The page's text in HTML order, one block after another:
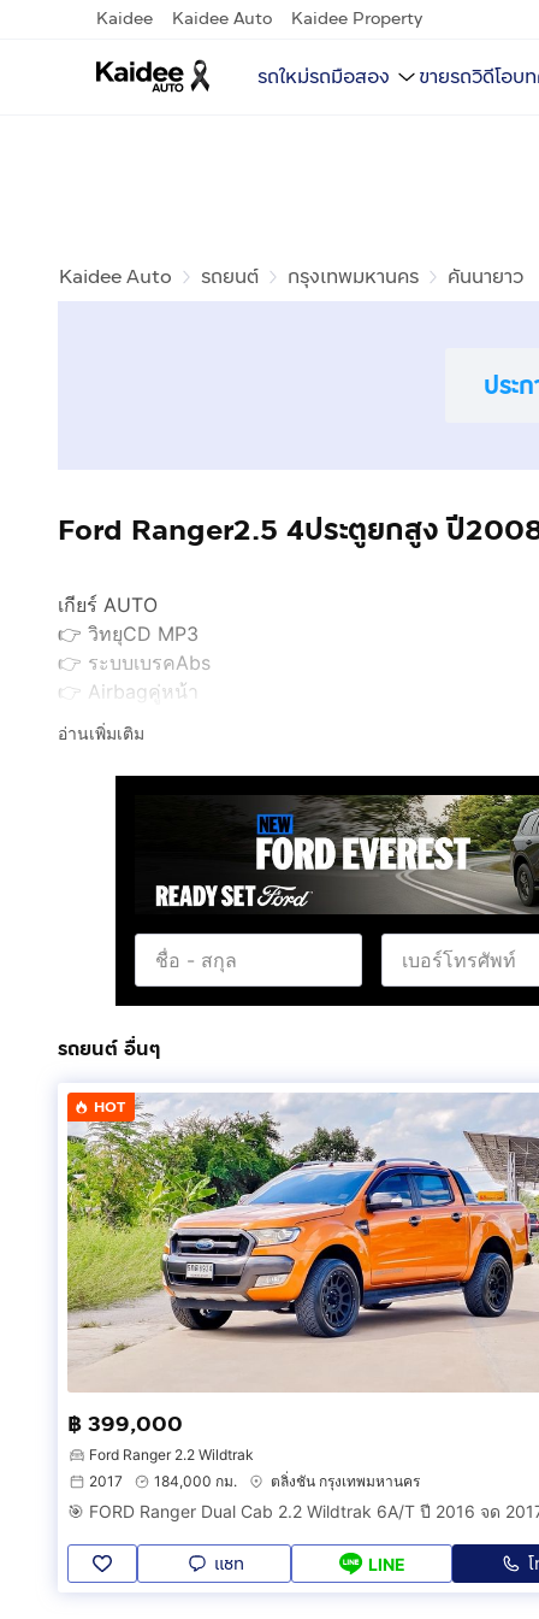
Kaidee Kaidee Auto Kaidee Property
รถใหม่รถมือสอง ขายรถวิดีโอบ
Kaidee Auto รถยนต์ กรุงเทพมหานคร คันนายาว
ประ
Ford Ranger2.5 4ประตูยกสูง ปี
เกียร์ AUTO
👉 วิทยุCD MP3
👉 ระบบเบรคAbs
👉 Airbagคู่หน้า
👉 กระจกมองข้างปรับไฟฟ้า
👉 เบาะผ้า
👉 สภาพพร้อมใช้ไม่มีอุบัติเหตุ
👉ไฟตัดหมอก
✅ ♨️ราคา 309,000 บาทเท่านั้น♨️
✅ จัดไฟแนนซ์ได้350,000/มีบริการให้ครับ กรุงศรี
✅ ออกรถแค่ 0บาท(รวมทุกอย่างแล้ว)
✅ ผ่อน 6ปี = 6,108
อ่านเพิ่มเติม
รถยนต์ อื่นๆ
HOT
฿ 399,000
Ford Ranger 2.2 Wildtrak
2017
184,000 กม. ตลิ่งชัน กรุงเทพมหานคร
🎯 FORD Ranger Dual Cab 2.2 Wildtrak 6A/T ปี 2016 จด
แชท LINE